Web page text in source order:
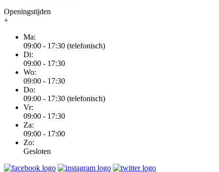
Openingstijden
+
Ma:
09:00 - 17:30 (telefonisch)
Di:
09:00 - 17:30
Wo:
09:00 - 17:30
Do:
09:00 - 17:30 (telefonisch)
Vr:
09:00 - 17:30
Za:
09:00 - 17:00
Zo:
Gesloten